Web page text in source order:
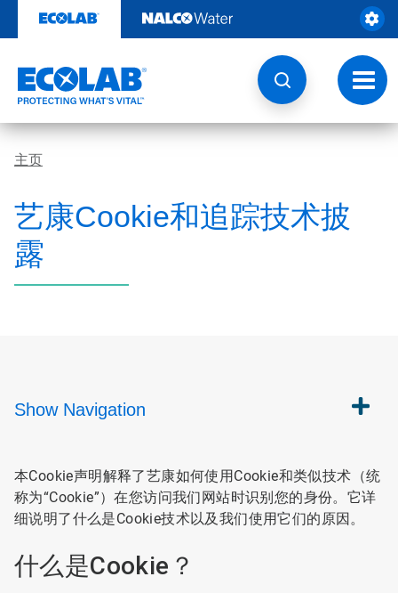
至
切
换
导
航
主页
艺康Cookie和追踪技术披
露
Show Navigation
本Cookie声明解释了艺康如何使用Cookie和类似技术（统
称为“Cookie”）在您访问我们网站时识别您的身份。它详
细说明了什么是Cookie技术以及我们使用它们的原因。
什么是Cookie？